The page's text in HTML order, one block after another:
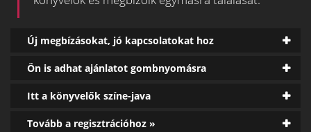
Új megbízásokat, jó kapcsolatokat hoz
Ön is adhat ajánlatot gombnyomásra
Itt a könyvelők színe-java
Tovább a regisztrációhoz »